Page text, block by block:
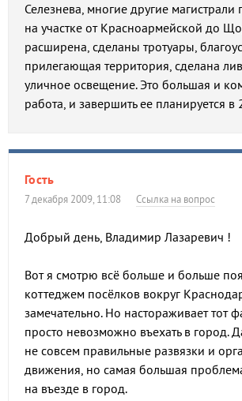
Селезнева, многие другие магистрали
на участке от Красноармейской до
расширена, сделаны тротуары,
прилегающая территория, сделана
уличное освещение. Это большая и
работа, и завершить ее планируется в
Гость
7 декабря 2009, 11:08 Ссылка на вопрос
Добрый день, Владимир Лазаревич !
Вот я смотрю всё больше и больше
коттеджем посёлков вокруг
замечательно. Но настораживает тот
просто невозможно въехать в город.
не совсем правильные развязки и
движения, но самая большая
на въезде в город.